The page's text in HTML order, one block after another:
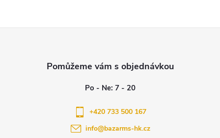
info@bazarms-hk.cz
+420 733 500 167